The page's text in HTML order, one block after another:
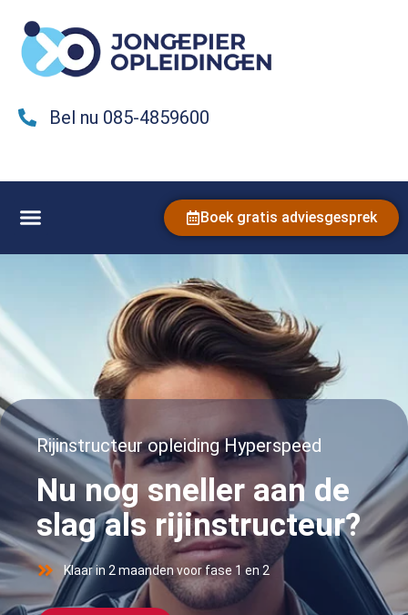
Bel nu 085-4859600
Boek gratis adviesgesprek
Rijinstructeur opleiding Hyperspeed
Nu nog sneller aan de
slag als rijinstructeur?
Klaar in 2 maanden voor fase 1 en 2